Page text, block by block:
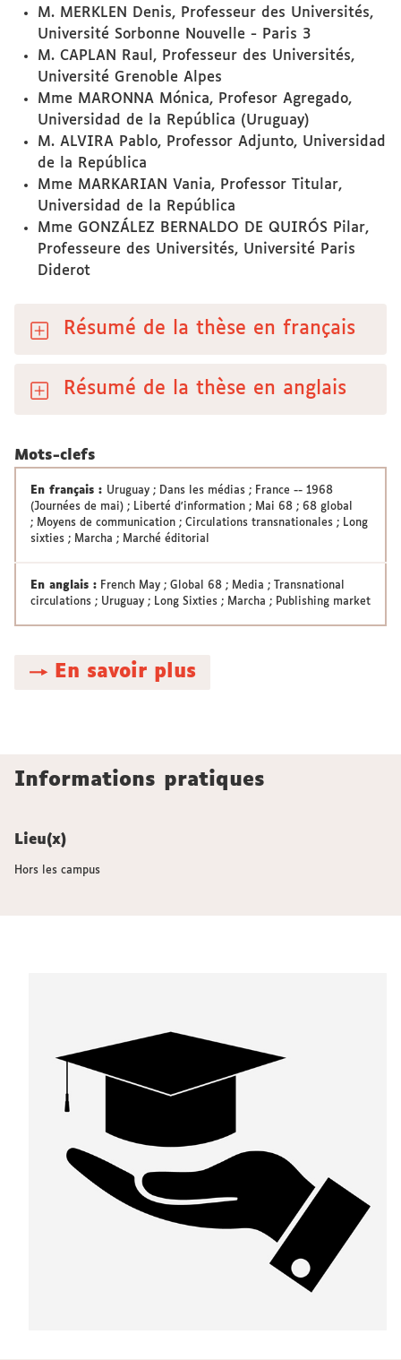
M. MERKLEN Denis, Professeur des Universités,
Université Sorbonne Nouvelle - Paris 3
M. CAPLAN Raul, Professeur des Universités,
Université Grenoble Alpes
Mme MARONNA Mónica, Profesor Agregado,
Universidad de la República (Uruguay)
M. ALVIRA Pablo, Professor Adjunto, Universidad
de la República
Mme MARKARIAN Vania, Professor Titular,
Universidad de la República
Mme GONZÁLEZ BERNALDO DE QUIRÓS Pilar,
Professeure des Universités, Université Paris
Diderot
Résumé de la thèse en français
Résumé de la thèse en anglais
Mots-clefs
En français : Uruguay ; Dans les médias ; France -- 1968
(Journées de mai) ; Liberté d'information ; Mai 68 ; 68 global
; Moyens de communication ; Circulations transnationales ; Long
sixties ; Marcha ; Marché éditorial
En anglais : French May ; Global 68 ; Media ; Transnational
circulations ; Uruguay ; Long Sixties ; Marcha ; Publishing market
→ En savoir plus
Informations pratiques
Lieu(x)
Hors les campus